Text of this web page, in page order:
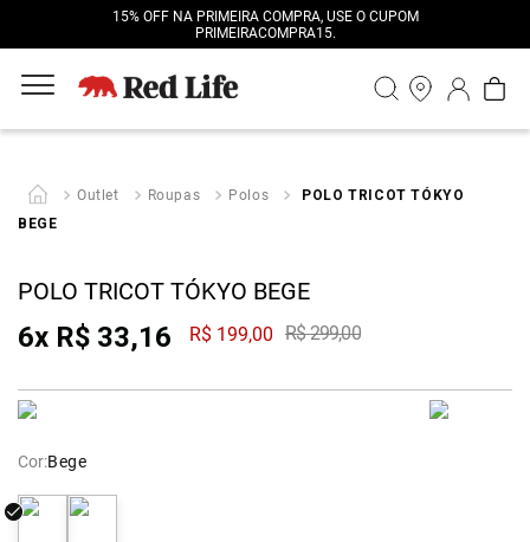
15% OFF NA PRIMEIRA COMPRA, USE O CUPOM
PRIMEIRACOMPRA15.
Outlet Roupas Polos
POLO TRICOT TÓKYO
BEGE
POLO TRICOT TÓKYO BEGE
6x R$ 33,16 R$ 199,00 R$299,00
Cor:Bege